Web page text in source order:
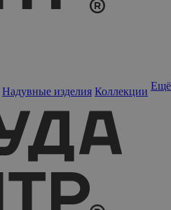
Надувные изделия Коллекции Ещё